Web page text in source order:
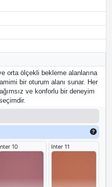
orta ölçekli bekleme alanlarına
bir oturum alanı sunar. Her
ve konforlu bir deneyim
10 Inter 11